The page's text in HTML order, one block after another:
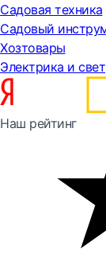
Садовая техника
Садовый
Хозтовары
Электрика и свет
Наш рейтинг